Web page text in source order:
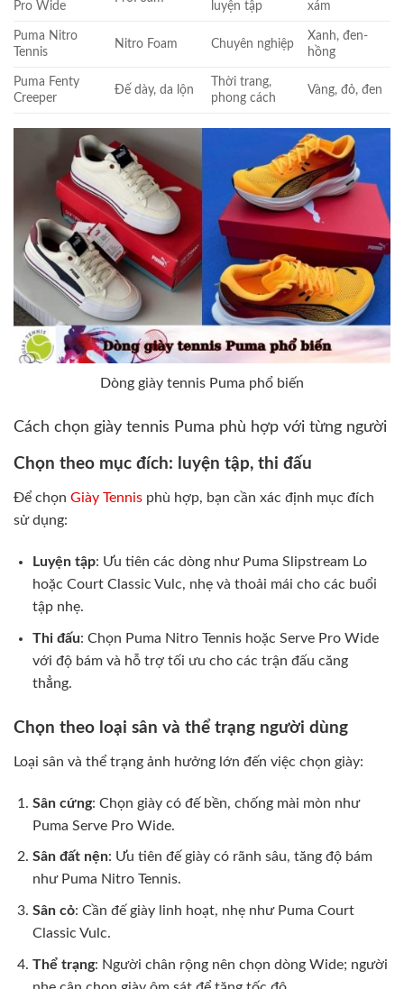
Pro Wide
luyện tập
xám
Puma Nitro
Tennis
Nitro Foam Chuyên nghiệp
Xanh, đen-
hồng
Puma Fenty
Creeper
Đế dày, da lộn
Thời trang,
phong cách
Vàng, đỏ, đen
Dòng giày tennis Puma phổ biến
Cách chọn giày tennis Puma phù hợp với từng người
Chọn theo mục đích: luyện tập, thi đấu
Để chọn Giày Tennis phù hợp, bạn cần xác định mục đích
sử dụng:
Luyện tập: Ưu tiên các dòng như Puma Slipstream Lo
hoặc Court Classic Vulc, nhẹ và thoải mái cho các buổi
tập nhẹ.
Thi đấu: Chọn Puma Nitro Tennis hoặc Serve Pro Wide
với độ bám và hỗ trợ tối ưu cho các trận đấu căng
thẳng.
Chọn theo loại sân và thể trạng người dùng
Loại sân và thể trạng ảnh hưởng lớn đến việc chọn giày:
Sân cứng: Chọn giày có đế bền, chống mài mòn như
Puma Serve Pro Wide.
Sân đất nện: Ưu tiên đế giày có rãnh sâu, tăng độ bám
như Puma Nitro Tennis.
Sân cỏ: Cần đế giày linh hoạt, nhẹ như Puma Court
Classic Vulc.
Thể trạng: Người chân rộng nên chọn dòng Wide; người